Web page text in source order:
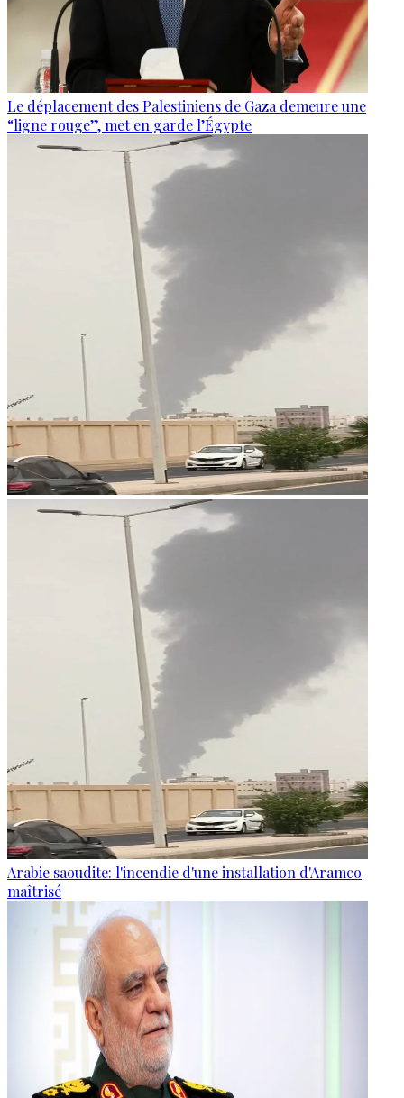
Le déplacement des Palestiniens de Gaza demeure une
“ligne rouge”, met en garde l’Égypte
Arabie saoudite: l'incendie d'une installation d'Aramco
maîtrisé